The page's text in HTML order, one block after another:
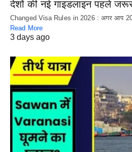
देशों की नई गाइडलाइन पहले
Changed Visa Rules in 2026 : अगर आप
Read More
3 days ago